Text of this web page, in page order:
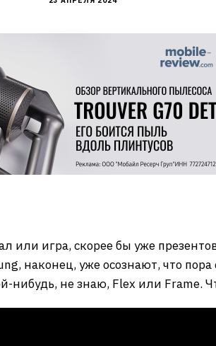
игра, скорее бы уже
наконец, уже осознают, что
нибудь, не знаю, Flex или Frame.